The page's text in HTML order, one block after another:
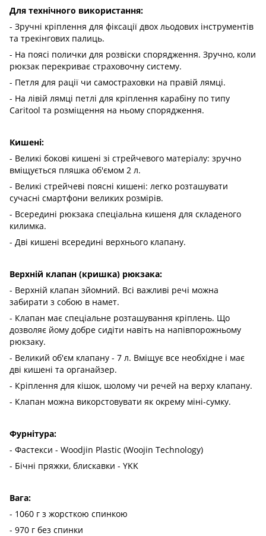
Для технічного використання:
- Зручні кріплення для фіксації двох льодових інструментів
та трекінгових палиць.
- На поясі полички для розвіски спорядження. Зручно, коли
рюкзак перекриває страховочну систему.
- Петля для рації чи самостраховки на правій лямці.
- На лівій лямці петлі для кріплення карабіну по типу
Caritool та розміщення на ньому спорядження.
Кишені:
- Великі бокові кишені зі стрейчевого матеріалу: зручно
вміщується пляшка об'ємом 2 л.
- Великі стрейчеві поясні кишені: легко розташувати
сучасні смартфони великих розмірів.
- Всередині рюкзака спеціальна кишеня для складеного
килимка.
- Дві кишені всередині верхнього клапану.
Верхній клапан (кришка) рюкзака:
- Верхній клапан зйомний. Всі важливі речі можна
забирати з собою в намет.
- Клапан має спеціальне розташування кріплень. Що
дозволяє йому добре сидіти навіть на напівпорожньому
рюкзаку.
- Великий об'єм клапану - 7 л. Вміщує все необхідне і має
дві кишені та органайзер.
- Кріплення для кішок, шолому чи речей на верху клапану.
- Клапан можна викорстовувати як окрему міні-сумку.
Фурнітура:
- Фастекси - Woodjin Plastic (Woojin Technology)
- Бічні пряжки, блискавки - YKK
Вага:
- 1060 г з жорсткою спинкою
- 970 г без спинки